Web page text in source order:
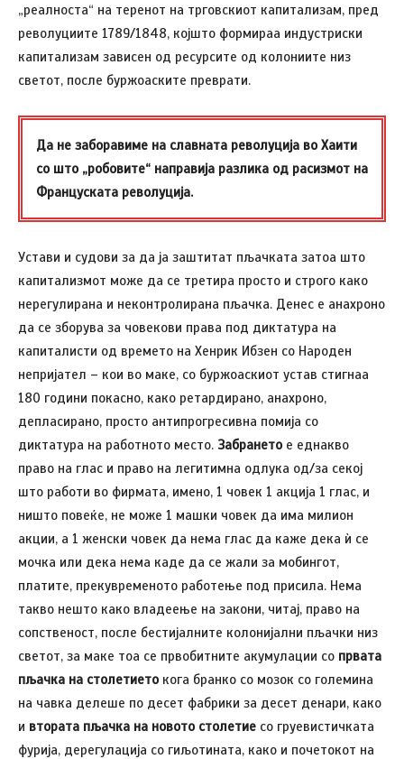
„реалноста“ на теренот на трговскиот капитализам, пред
револуциите 1789/1848, којшто формираа индустриски
капитализам зависен од ресурсите од колониите низ
светот, после буржоаските преврати.
Да не заборавиме на славната револуција во Хаити
со што „робовите“ направија разлика од расизмот на
Француската револуција.
Устави и судови за да ја заштитат пљачката затоа што
капитализмот може да се третира просто и строго како
нерегулирана и неконтролирана пљачка. Денес е анахроно
да се зборува за човекови права под диктатура на
капиталисти од времето на Хенрик Ибзен со Народен
непријател – кои во маке, со буржоаскиот устав стигнаа
180 години покасно, како ретардирано, анахроно,
депласирано, просто антипрогресивна помија со
диктатура на работното место. Забрането е еднакво
право на глас и право на легитимна одлука од/за секој
што работи во фирмата, имено, 1 човек 1 акција 1 глас, и
ништо повеќе, не може 1 машки човек да има милион
акции, а 1 женски човек да нема глас да каже дека ѝ се
мочка или дека нема каде да се жали за мобингот,
платите, прекувременото работење под присила. Нема
такво нешто како владеење на закони, читај, право на
сопственост, после бестијалните колонијални пљачки низ
светот, за маке тоа се првобитните акумулации со првата
пљачка на столетието кога бранко со мозок со големина
на чавка делеше по десет фабрики за десет денари, како
и втората пљачка на новото столетие со груевистичката
фурија, дерегулација со гиљотината, како и почетокот на